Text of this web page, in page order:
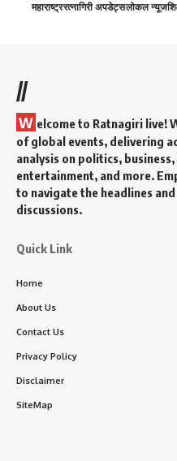
महाराष्ट्ररत्नागिरी अपडेट्सलोकल न्यूज
//
W elcome to Ratnagiri live!
of global events, delivering
analysis on politics,
entertainment, and more.
to navigate the headlines
discussions.
Quick Link
Home
About Us
Contact Us
Privacy Policy
Disclaimer
SiteMap